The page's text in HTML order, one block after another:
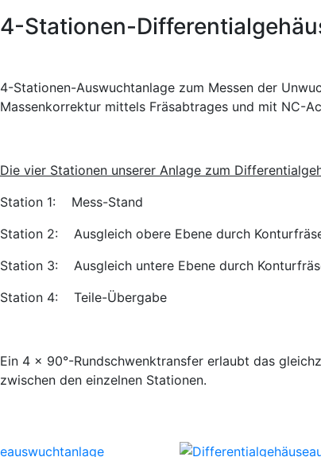
4-Stationen-
4-Stationen-Auswuchtanlage zum Messen der
Massenkorrektur mittels Fräsabtrages und mit NC-
Die vier Stationen unserer Anlage zum
Station 1: Mess-Stand
Station 2: Ausgleich obere Ebene durch
Station 3: Ausgleich untere Ebene durch
Station 4: Teile-Übergabe
Ein 4 x 90°-Rundschwenktransfer erlaubt das
zwischen den einzelnen Stationen.